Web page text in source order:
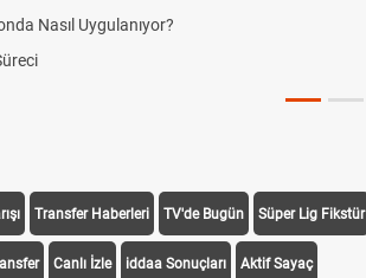
Nasıl Uygulanıyor?
Transfer Haberleri TV'de Bugün Süper Lig Fikstür
Canlı İzle iddaa Sonuçları Aktif Sayaç